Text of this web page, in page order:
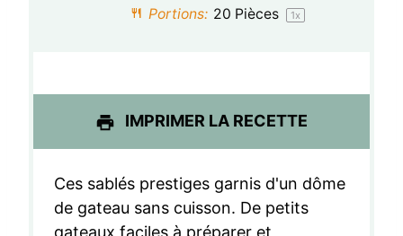
o
e
s
o
e
s
o
e
s
o
e
s
o
e
Portions: 20 Pièces 1x
IMPRIMER LA RECETTE
Ces sablés prestiges garnis d'un dôme
de gateau sans cuisson. De petits
gateaux faciles à préparer et